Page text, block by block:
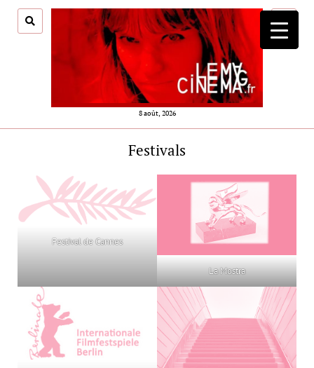
8 août, 2026
menu
Festivals
Festival de Cannes
La Mostra